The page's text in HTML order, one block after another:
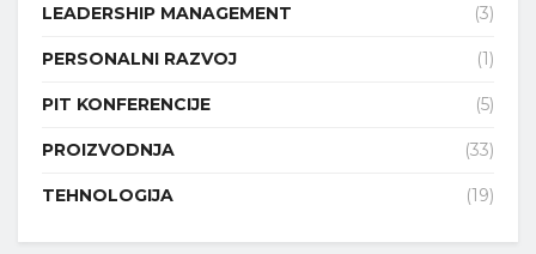
LEADERSHIP MANAGEMENT (3)
PERSONALNI RAZVOJ (1)
PIT KONFERENCIJE (5)
PROIZVODNJA (33)
TEHNOLOGIJA (19)